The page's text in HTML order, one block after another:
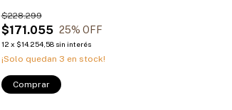
$171.055
$228.299
25% OFF
12 x $14.254,58 sin interés
¡Solo quedan 3 en stock!
Comprar